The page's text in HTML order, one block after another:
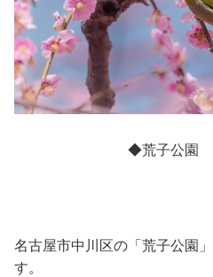
◆荒子公園
名古屋市中川区の「荒子公園
す。